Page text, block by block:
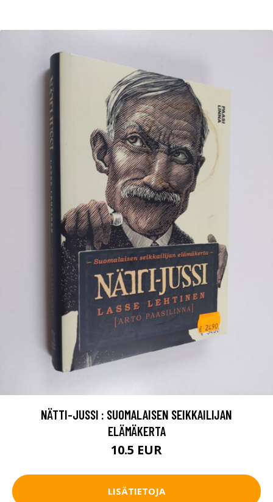
NÄTTI-JUSSI : SUOMALAISEN SEIKKAILIJAN
ELÄMÄKERTA
10.5 EUR
LISÄTIETOJA